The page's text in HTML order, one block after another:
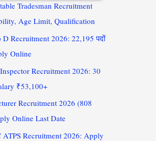
Tradesman Recruitment
Age Limit, Qualification
Recruitment 2026: 22,195 पदों
Online
Recruitment 2026: 30
₹53,100+
Recruitment 2026 (808
Online Last Date
ATPS Recruitment 2026: Apply